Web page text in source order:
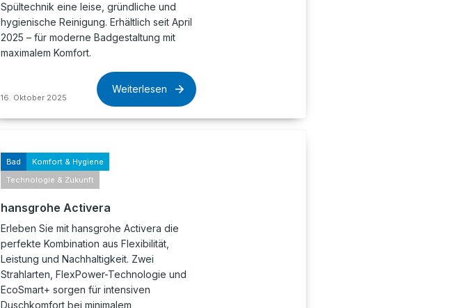
Spültechnik eine leise, gründliche und
hygienische Reinigung. Erhältlich seit April
2025 – für moderne Badgestaltung mit
maximalem Komfort.
16. Oktober 2025
Weiterlesen
Bad
Komfort & Hygiene
Technologie & Zukunft
hansgrohe Activera
Erleben Sie mit hansgrohe Activera die
perfekte Kombination aus Flexibilität,
Leistung und Nachhaltigkeit. Zwei
Strahlarten, FlexPower-Technologie und
EcoSmart+ sorgen für intensiven
Duschkomfort bei minimalem